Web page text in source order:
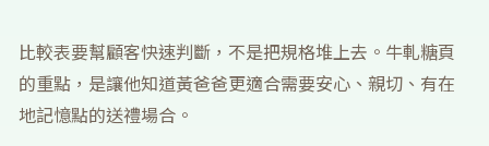
比較表要幫顧客快速判斷，不是把規格堆上去。牛軋糖頁
的重點，是讓他知道黃爸爸更適合需要安心、親切、有在
地記憶點的送禮場合。